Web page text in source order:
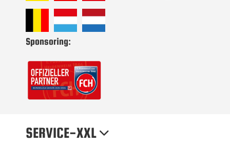
Sponsoring:
SERVICE-XXL